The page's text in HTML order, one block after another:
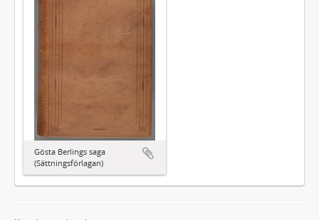
Gösta Berlings saga
(Sättningsförlagan)